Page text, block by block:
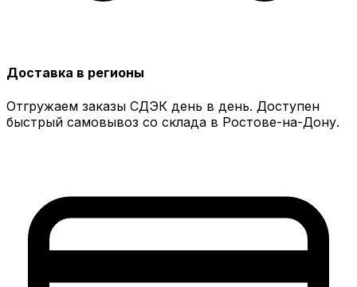
Доставка в регионы
Отгружаем заказы СДЭК день в день. Доступен
быстрый самовывоз со склада в Ростове-на-Дону.